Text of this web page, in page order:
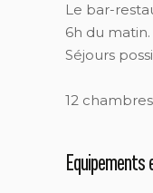
Le bar-
6h du
Séjours
12